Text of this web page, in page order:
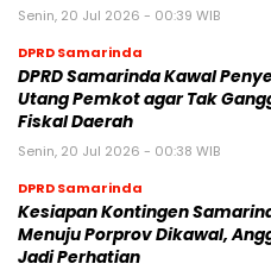
Senin, 20 Jul 2026 - 00:39 WIB
DPRD Samarinda
DPRD Samarinda Kawal
Utang Pemkot agar Tak
Fiskal Daerah
Senin, 20 Jul 2026 - 00:38 WIB
DPRD Samarinda
Kesiapan Kontingen
Menuju Porprov Dikawal,
Jadi Perhatian